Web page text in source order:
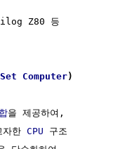
Z80 등
Computer)
을 제공하여,
자한 CPU 구조